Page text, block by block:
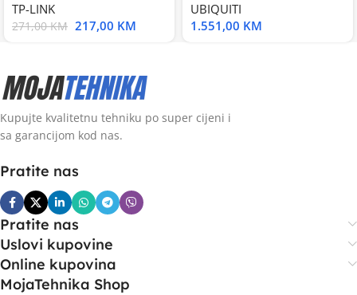
TP-LINK
271,00KM 217,00 KM
UBIQUITI
1.551,00 KM
Kupujte kvalitetnu tehniku po super cijeni i
sa garancijom kod nas.
Pratite nas
Pratite nas
Uslovi kupovine
Online kupovina
MojaTehnika Shop